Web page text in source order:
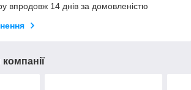
впродовж 14 днів за домовленістю